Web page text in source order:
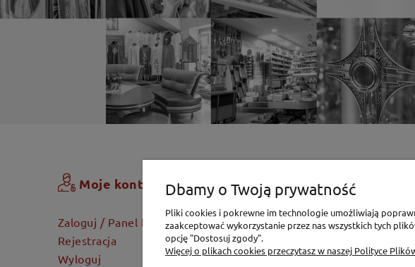
Moje konto
Zaloguj / Panel klienta
Rejestracja
Wyloguj
Koszyk
Dostawa
Twoje zamówienia
Dbamy o Twoją prywatność
Pliki cookies i pokrewne im technologie umożliwiają
zaakceptować wykorzystanie przez nas wszystkich tych
opcję "Dostosuj zgody".
Więcej o plikach cookies przeczytasz w naszej Polityce